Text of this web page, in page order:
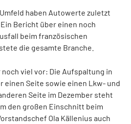
haben Autowerte zuletzt
Bericht über einen noch
beim französischen
die gesamte Branche.
viel vor: Die Aufspaltung in
einen Seite sowie einen Lkw- und
Seite im Dezember steht
den großen Einschnitt beim
Ola Källenius auch